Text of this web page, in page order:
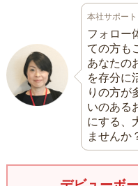
本社サポー
フォロー
ての方も
あなたの
を存分に
りの方が
いのある
にする、
ませんか